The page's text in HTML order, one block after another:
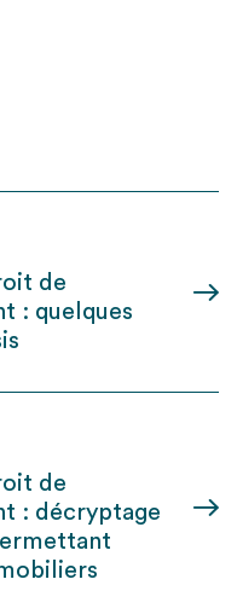
de
: quelques
de
: décryptage